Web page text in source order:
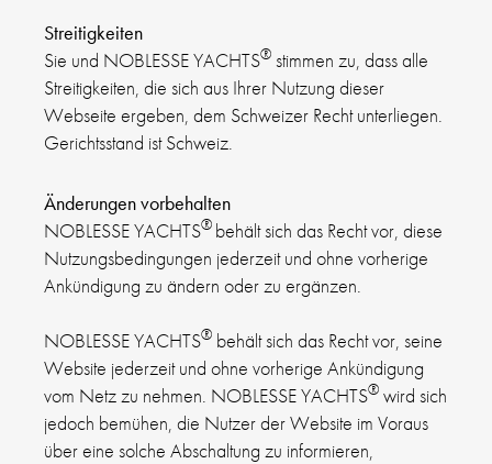
Streitigkeiten
Sie und NOBLESSE YACHTS® stimmen zu, dass alle
Streitigkeiten, die sich aus Ihrer Nutzung dieser
Webseite ergeben, dem Schweizer Recht unterliegen.
Gerichtsstand ist Schweiz.
Änderungen vorbehalten
NOBLESSE YACHTS® behält sich das Recht vor, diese
Nutzungsbedingungen jederzeit und ohne vorherige
Ankündigung zu ändern oder zu ergänzen.
NOBLESSE YACHTS® behält sich das Recht vor, seine
Website jederzeit und ohne vorherige Ankündigung
vom Netz zu nehmen. NOBLESSE YACHTS® wird sich
jedoch bemühen, die Nutzer der Website im Voraus
über eine solche Abschaltung zu informieren,